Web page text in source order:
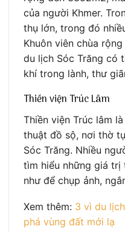
của người Khmer.
thụ lớn, trong đó
Khuôn viên chùa
du lịch Sóc Trăng có
khí trong lành, thư
Thiền viện Trúc Lâm
Thiền viện Trúc lâm
thuật đồ sộ, nơi thờ
Sóc Trăng. Nhiều
tìm hiểu những giá trị
như để chụp ảnh,
Xem thêm: 3 vì du
phá vùng đất mới lạ